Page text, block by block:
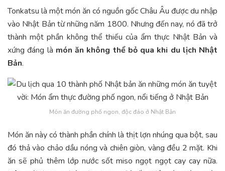
Tonkatsu là một món ăn có nguồn gốc Châu Âu được du nhập
vào Nhật Bản từ những năm 1800. Nhưng đến nay, nó đã trở
thành một phần không thể thiếu của ẩm thực Nhật Bản và
xứng đáng là món ăn không thể bỏ qua khi du lịch Nhật
Bản.
Món ăn đường phố ngon, độc đáo ở Nhật Bản
Món ăn này có thành phần chính là thịt lợn nhúng qua bột, sau
đó thả vào chảo dầu nóng và chiên giòn, vàng đều 2 mặt. Khi
ăn sẽ phủ thêm lớp nước sốt miso ngọt ngọt cay cay nữa.